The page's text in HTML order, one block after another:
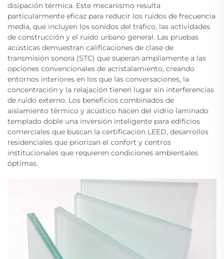
disipación térmica. Este mecanismo resulta
particularmente eficaz para reducir los ruidos de frecuencia
media, que incluyen los sonidos del tráfico, las actividades
de construcción y el ruido urbano general. Las pruebas
acústicas demuestran calificaciones de clase de
transmisión sonora (STC) que superan ampliamente a las
opciones convencionales de acristalamiento, creando
entornos interiores en los que las conversaciones, la
concentración y la relajación tienen lugar sin interferencias
de ruido externo. Los beneficios combinados de
aislamiento térmico y acústico hacen del vidrio laminado
templado doble una inversión inteligente para edificios
comerciales que buscan la certificación LEED, desarrollos
residenciales que priorizan el confort y centros
institucionales que requieren condiciones ambientales
óptimas.